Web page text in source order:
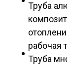
Труба
рабочая
Труба